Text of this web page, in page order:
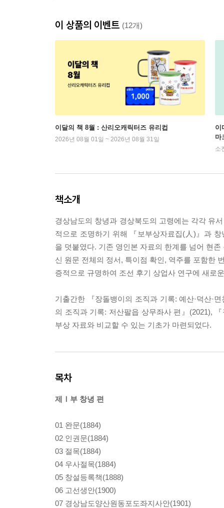
이 상품의 이벤트 (12개)
이달의 책 8월 : 산리오캐릭터즈 유리컵
2026년 08월 01일 ~ 2026년 08월 31일
이
마
소
책소개
경상남도의 창녕과 경상북도의 고령에는 각각 유
적으로 조명하기 위해 『보부상자료집(人)』과
을 덧붙였다. 기존 영인본 자료의 한계를 넘어 현
신 원문 전체의 정서, 특이점 확인, 역주를 포함한
증적으로 규명하여 조선 후기 상업사 연구에 새로
기출간한 『장돌뱅이의 조직과 기록: 예산·덕산·
의 조직과 기록: 저산팔읍 상무좌사 편』(2021),
부상 자료와 비교할 수 있는 기초가 마련되었다.
목차
제Ⅰ부 창녕 편
01 완문(1884)
02 인권문(1884)
03 절목(1884)
04 우사절목(1884)
05 창설등록책(1888)
06 고선생안(1900)
07 경상남도양산원동포도좌지사안(1901)